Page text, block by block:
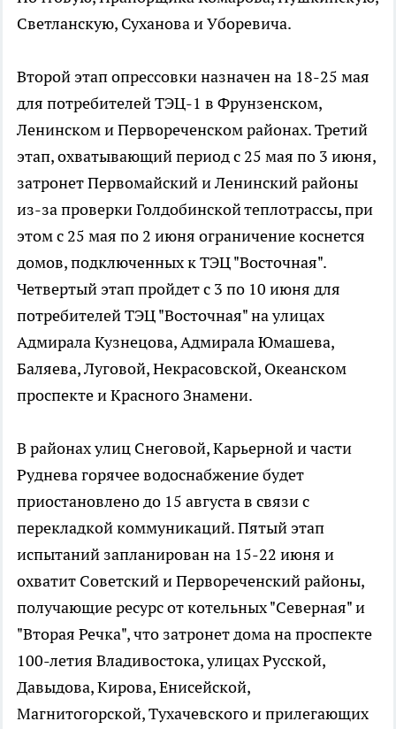
Светланскую, Суханова и Уборевича.
Второй этап опрессовки назначен на 18-25 мая
для потребителей ТЭЦ-1 в Фрунзенском,
Ленинском и Первореченском районах. Третий
этап, охватывающий период с 25 мая по 3 июня,
затронет Первомайский и Ленинский районы
из-за проверки Голдобинской теплотрассы, при
этом с 25 мая по 2 июня ограничение коснется
домов, подключенных к ТЭЦ "Восточная".
Четвертый этап пройдет с 3 по 10 июня для
потребителей ТЭЦ "Восточная" на улицах
Адмирала Кузнецова, Адмирала Юмашева,
Баляева, Луговой, Некрасовской, Океанском
проспекте и Красного Знамени.
В районах улиц Снеговой, Карьерной и части
Руднева горячее водоснабжение будет
приостановлено до 15 августа в связи с
перекладкой коммуникаций. Пятый этап
испытаний запланирован на 15-22 июня и
охватит Советский и Первореченский районы,
получающие ресурс от котельных "Северная" и
"Вторая Речка", что затронет дома на проспекте
100-летия Владивостока, улицах Русской,
Давыдова, Кирова, Енисейской,
Магнитогорской, Тухачевского и прилегающих